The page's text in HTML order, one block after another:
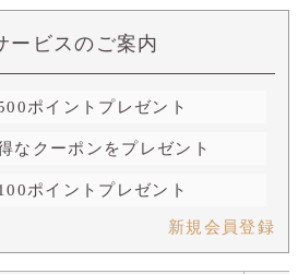
ービスのご案内
ポイントプレゼント
なクーポンをプレゼント
ポイントプレゼント
新規会員登録